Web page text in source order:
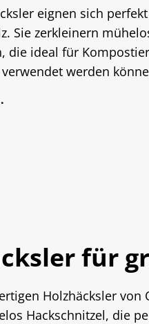
eignen sich
Sie zerkleinern
die ideal für
werden
für
Holzhäcksler
Hackschnitzel, die